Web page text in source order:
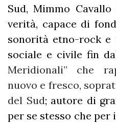
Sud, Mimmo
verità, capace di
sonorità etno-rock
sociale e civile fin
Meridionali” che
nuovo e fresco,
del Sud; autore di
per se stesso che